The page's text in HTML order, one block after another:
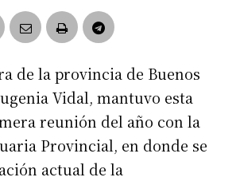
de la provincia de Buenos
Vidal, mantuvo esta
reunión del año con la
Provincial, en donde se
actual de la